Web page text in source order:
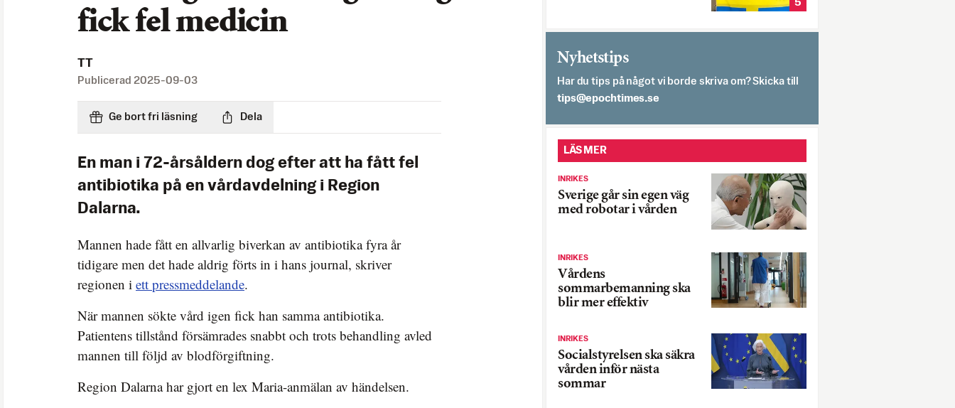
fick fel medicin
TT
Publicerad 2025-09-03
Ge bort fri läsning Dela
En man i 72-årsåldern dog efter att ha fått fel
antibiotika på en vårdavdelning i Region
Dalarna.
Mannen hade fått en allvarlig biverkan av antibiotika fyra år
tidigare men det hade aldrig förts in i hans journal, skriver
regionen i ett pressmeddelande.
När mannen sökte vård igen fick han samma antibiotika.
Patientens tillstånd försämrades snabbt och trots behandling avled
mannen till följd av blodförgiftning.
Region Dalarna har gjort en lex Maria-anmälan av händelsen.
5
Nyhetstips
Har du tips på något vi borde skriva om? Skicka till
es.semithcope@spit
LÄS MER
INRIKES
Sverige går sin egen väg
med robotar i vården
INRIKES
Vårdens
sommarbemanning ska
blir mer effektiv
INRIKES
Socialstyrelsen ska säkra
vården inför nästa
sommar